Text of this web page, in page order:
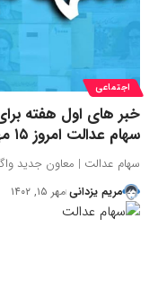
اجتماعی
خبر های اول هفته
سهام عدالت امروز ۱۵ مهر
سهام عدالت | معاون جدید
مریم یزدانی مهر ۱۵, ۱۴۰۲